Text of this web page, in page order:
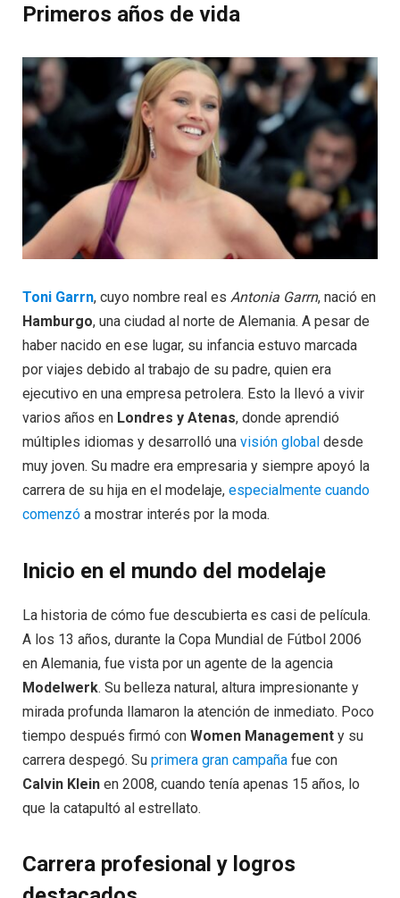
Primeros años de vida
Toni Garrn, cuyo nombre real es Antonia Garrn, nació en
Hamburgo, una ciudad al norte de Alemania. A pesar de
haber nacido en ese lugar, su infancia estuvo marcada
por viajes debido al trabajo de su padre, quien era
ejecutivo en una empresa petrolera. Esto la llevó a vivir
varios años en Londres y Atenas, donde aprendió
múltiples idiomas y desarrolló una visión global desde
muy joven. Su madre era empresaria y siempre apoyó la
carrera de su hija en el modelaje, especialmente cuando
comenzó a mostrar interés por la moda.
Inicio en el mundo del modelaje
La historia de cómo fue descubierta es casi de película.
A los 13 años, durante la Copa Mundial de Fútbol 2006
en Alemania, fue vista por un agente de la agencia
Modelwerk. Su belleza natural, altura impresionante y
mirada profunda llamaron la atención de inmediato. Poco
tiempo después firmó con Women Management y su
carrera despegó. Su primera gran campaña fue con
Calvin Klein en 2008, cuando tenía apenas 15 años, lo
que la catapultó al estrellato.
Carrera profesional y logros